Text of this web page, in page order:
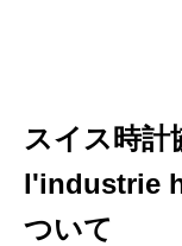
スイス時計
l'industrie
ついて